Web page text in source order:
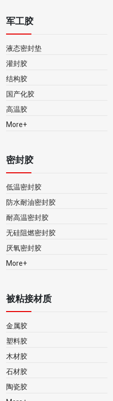
军工胶
液态密封垫
灌封胶
结构胶
国产化胶
高温胶
More+
密封胶
低温密封胶
防水耐油密封胶
耐高温密封胶
无硅阻燃密封胶
厌氧密封胶
More+
被粘接材质
金属胶
塑料胶
木材胶
石材胶
陶瓷胶